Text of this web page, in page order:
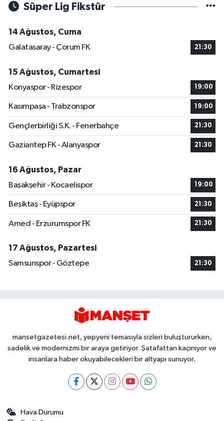
Süper Lig Fikstür
14 Ağustos, Cuma
Galatasaray - Çorum FK
21:30
15 Ağustos, Cumartesi
Konyaspor - Rizespor
19:00
Kasımpaşa - Trabzonspor 19:00
Gençlerbirliği S.K. - Fenerbahçe 21:30
Gaziantep FK - Alanyaspor 21:30
16 Ağustos, Pazar
Başakşehir - Kocaelispor
19:00
Beşiktaş - Eyüpspor 21:30
Amed - Erzurumspor FK 21:30
17 Ağustos, Pazartesi
Samsunspor - Göztepe
21:30
mansetgazetesi.net, yepyeni temasıyla sizleri buluştururken,
sadelik ve modernizmi bir araya getiriyor. Şatafattan kaçınıyor ve
insanlara haber okuyabilecekleri bir altyapı sunuyor.
Hava Durumu